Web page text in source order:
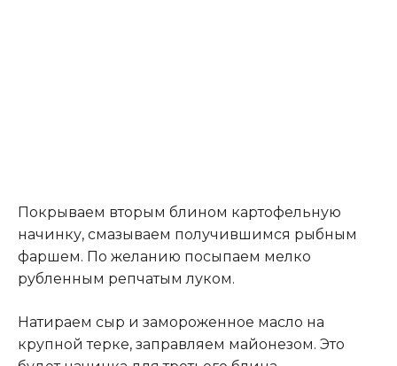
Покрываем вторым блином картофельную
начинку, смазываем получившимся рыбным
фаршем. По желанию посыпаем мелко
рубленным репчатым луком.
Натираем сыр и замороженное масло на
крупной терке, заправляем майонезом. Это